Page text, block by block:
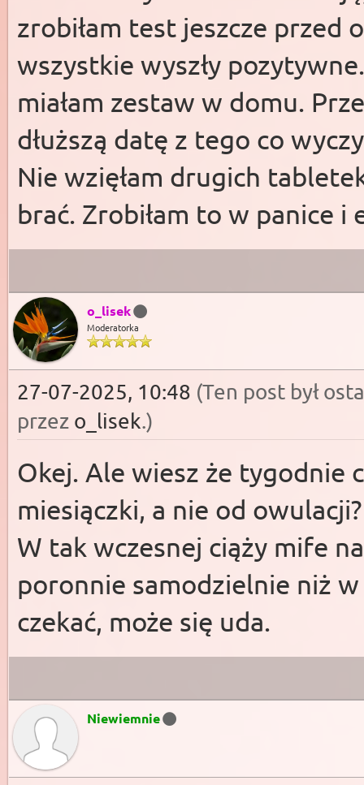
zrobiłam test jeszcze przed
wszystkie wyszły
miałam zestaw w domu.
dłuższą datę z tego co
Nie wzięłam drugich
brać. Zrobiłam to w panice i
o_lisek
Moderatorka
27-07-2025, 10:48 (Ten post był
przez o_lisek.)
Okej. Ale wiesz że tygodnie
miesiączki, a nie od owulacji?
W tak wczesnej ciąży mife
poronnie samodzielnie niż
czekać, może się uda.
Niewiemnie